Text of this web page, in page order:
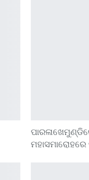
ମହାସମାରୋହରେ